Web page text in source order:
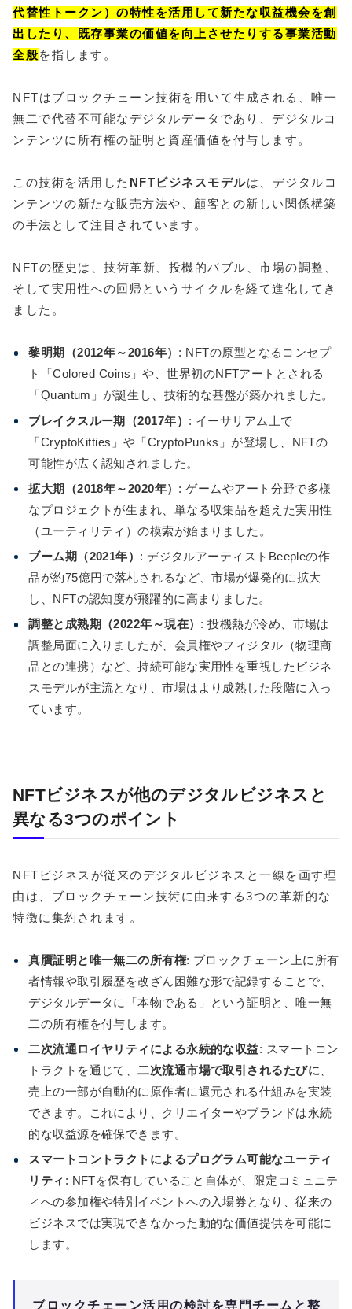
代替性トークン）の特性を活用して新たな収益機会を創
出したり、既存事業の価値を向上させたりする事業活動
全般を指します。
NFTはブロックチェーン技術を用いて生成される、唯一
無二で代替不可能なデジタルデータであり、デジタルコ
ンテンツに所有権の証明と資産価値を付与します。
この技術を活用した NFTビジネスモデルは、デジタルコ
ンテンツの新たな販売方法や、顧客との新しい関係構築
の手法として注目されています。
NFTの歴史は、技術革新、投機的バブル、市場の調整、
そして実用性への回帰というサイクルを経て進化してき
ました。
黎明期（2012年～2016年） : NFTの原型となるコンセプ
ト「Colored Coins」や、世界初のNFTアートとされる
「Quantum」が誕生し、技術的な基盤が築かれました。
ブレイクスルー期（2017年） : イーサリアム上で
「CryptoKitties」や「CryptoPunks」が登場し、NFTの
可能性が広く認知されました。
拡大期（2018年～2020年） : ゲームやアート分野で多様
なプロジェクトが生まれ、単なる収集品を超えた実用性
（ユーティリティ）の模索が始まりました。
ブーム期（2021年） : デジタルアーティストBeepleの作
品が約75億円で落札されるなど、市場が爆発的に拡大
し、NFTの認知度が飛躍的に高まりました。
調整と成熟期（2022年～現在） : 投機熱が冷め、市場は
調整局面に入りましたが、会員権やフィジタル（物理商
品との連携）など、持続可能な実用性を重視したビジネ
スモデルが主流となり、市場はより成熟した段階に入っ
ています。
NFTビジネスが他のデジタルビジネスと
異なる3つのポイント
NFTビジネスが従来のデジタルビジネスと一線を画す理
由は、ブロックチェーン技術に由来する3つの革新的な
特徴に集約されます。
真贋証明と唯一無二の所有権: ブロックチェーン上に所有
者情報や取引履歴を改ざん困難な形で記録することで、
デジタルデータに「本物である」という証明と、唯一無
二の所有権を付与します。
二次流通ロイヤリティによる永続的な収益: スマートコン
トラクトを通じて、二次流通市場で取引されるたびに
売上の一部が自動的に原作者に還元される仕組みを実装
できます。これにより、クリエイターやブランドは永続
的な収益源を確保できます。
スマートコントラクトによるプログラム可能なユーティ
リティ : NFTを保有していること自体が、限定コミュニテ
ィへの参加権や特別イベントへの入場券となり、従来の
ビジネスでは実現できなかった動的な価値提供を可能に
します。
ブロックチェーン活用の検討を専門チームと整